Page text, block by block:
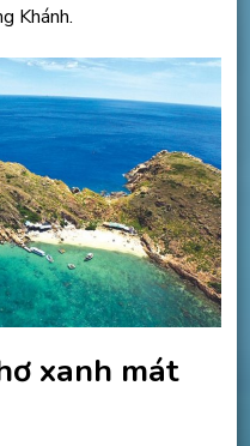
Khánh.
xanh mát